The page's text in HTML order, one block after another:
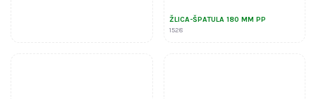
ŽLICA-ŠPATULA 180 MM PP
1528